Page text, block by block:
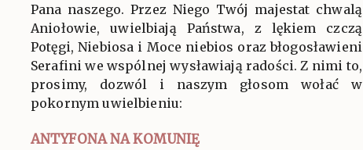
Pana naszego. Przez Niego Twój majestat chwalą
Aniołowie, uwielbiają Państwa, z lękiem czczą
Potęgi, Niebiosa i Moce niebios oraz błogosławieni
Serafini we wspólnej wysławiają radości. Z nimi to,
prosimy, dozwól i naszym głosom wołać w
pokornym uwielbieniu:
ANTYFONA NA KOMUNIĘ